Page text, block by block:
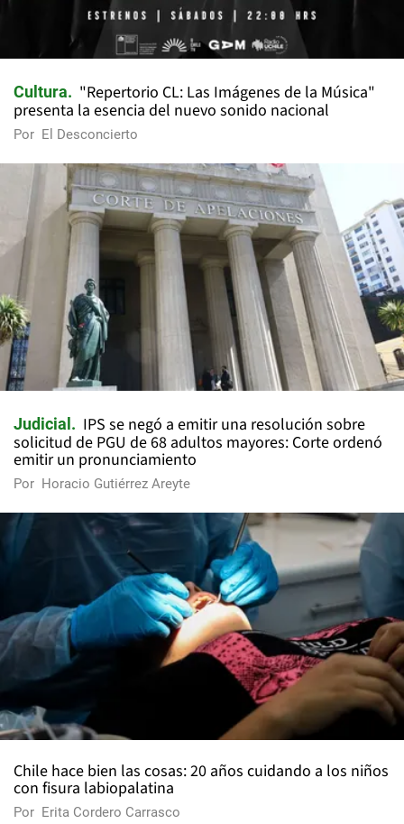
Cultura
"Repertorio CL: Las Imágenes de la Música"
presenta la esencia del nuevo sonido nacional
Por El Desconcierto
Judicial
IPS se negó a emitir una resolución sobre
solicitud de PGU de 68 adultos mayores: Corte ordenó
emitir un pronunciamiento
Por Horacio Gutiérrez Areyte
Chile hace bien las cosas: 20 años cuidando a los niños
con fisura labiopalatina
Por Erita Cordero Carrasco